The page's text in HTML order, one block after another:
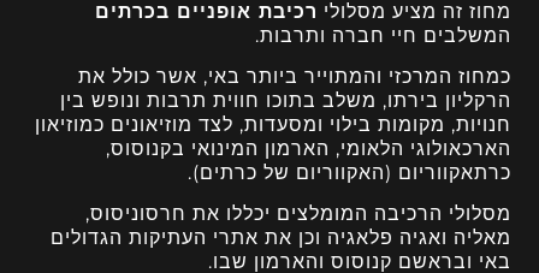
מחוז זה מציע מסלולי רכיבת אופניים בכרתים
המשלבים חיי חברה ותרבות.
כמחוז המרכזי והמתוייר ביותר באי, אשר כולל את
הרקליון בירתו, משלב בתוכו חווית תרבות ונופש בין
חנויות, מקומות בילוי ומסעדות, לצד מוזיאונים כמוזיאון
הארכאולוגי הלאומי, הארמון המינואי בקנוסוס,
כרתאקווריום (האקווריום של כרתים).
מסלולי הרכיבה המומלצים יכללו את חרסוניסוס,
מאליה ואגיה פלאגיה וכן את אתרי העתיקות הגדולים
באי ובראשם קנוסוס והארמון שבו.